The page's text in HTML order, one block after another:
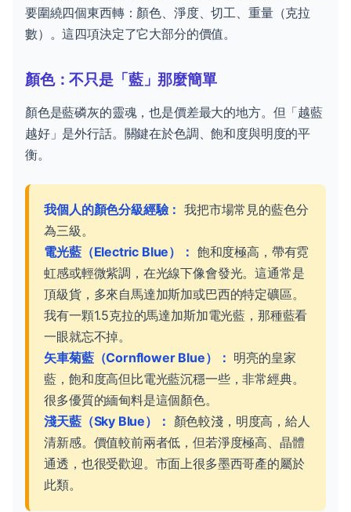
要圍繞四個東西轉：顏色、淨度、切工、重量（克拉
數）。這四項決定了它大部分的價值。
顏色：不只是「藍」那麼簡單
顏色是藍磷灰的靈魂，也是價差最大的地方。但「越藍
越好」是外行話。關鍵在於色調、飽和度與明度的平
衡。
我個人的顏色分級經驗： 我把市場常見的藍色分
為三級。
電光藍（Electric Blue）： 飽和度極高，帶有霓
虹感或輕微紫調，在光線下像會發光。這通常是
頂級貨，多來自馬達加斯加或巴西的特定礦區。
我有一顆1.5克拉的馬達加斯加電光藍，那種藍看
一眼就忘不掉。
矢車菊藍（Cornflower Blue）： 明亮的皇家
藍，飽和度高但比電光藍沉穩一些，非常經典。
很多優質的緬甸料是這個顏色。
淺天藍（Sky Blue）： 顏色較淺，明度高，給人
清新感。價值較前兩者低，但若淨度極高、晶體
通透，也很受歡迎。市面上很多墨西哥產的屬於
此類。